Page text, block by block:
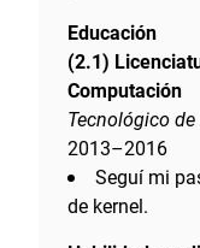
Educación
(2.1)
Computación
Tecnológico
2013–2016
Seguí mi
de kernel.